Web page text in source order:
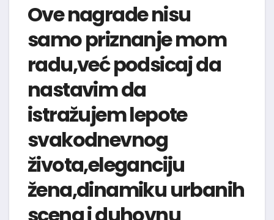
Ove nagrade nisu
samo priznanje mom
radu,već podsicaj da
nastavim da
istražujem lepote
svakodnevnog
života,eleganciju
žena,dinamiku urbanih